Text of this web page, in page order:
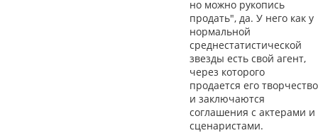
но можно рукопись
продать", да. У него как у
нормальной
среднестатистической
звезды есть свой агент,
через которого
продается его творчество
и заключаются
соглашения с актерами и
сценаристами.